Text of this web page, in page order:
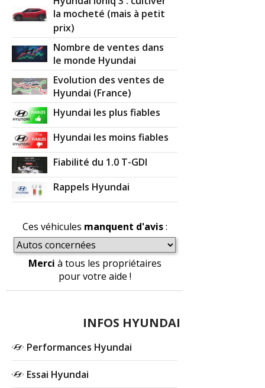
la mocheté (mais à petit
prix)
Nombre de ventes dans
le monde Hyundai
Evolution des ventes de
Hyundai (France)
Hyundai les plus fiables
Hyundai les moins fiables
Fiabilité du 1.0 T-GDI
Rappels Hyundai
Ces véhicules manquent d'avis:
Merci à tous les propriétaires
pour votre aide !
INFOS HYUNDAI
Performances Hyundai
Essai Hyundai